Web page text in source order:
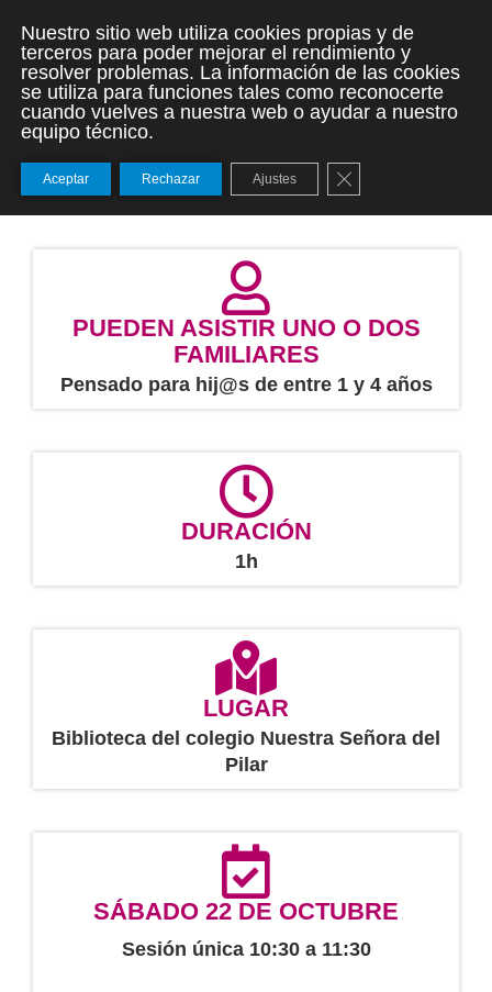
TALLER GRATUITO
INTRODUCCIÓN AL
MINDFULNESS
PUEDEN ASISTIR UNO O DOS
FAMILIARES
Pensado para hij@s de entre 1 y 4 años
DURACIÓN
1h
LUGAR
Biblioteca del colegio Nuestra Señora del
Pilar
SÁBADO 22 DE OCTUBRE
Sesión única 10:30 a 11:30
Nuestro sitio web utiliza cookies propias y de
terceros para poder mejorar el rendimiento y
resolver problemas. La información de las cookies
se utiliza para funciones tales como reconocerte
cuando vuelves a nuestra web o ayudar a nuestro
equipo técnico.
Aceptar Rechazar Ajustes Cerrar el banner de